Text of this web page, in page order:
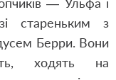
стареньким з
Берри. Вони
ходять на